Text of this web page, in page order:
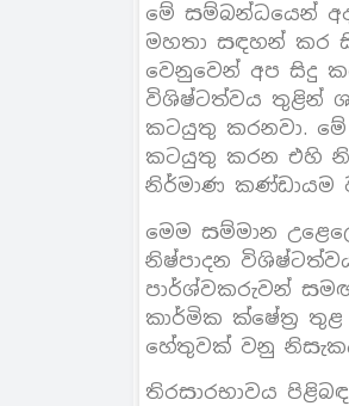
මේ සම්බන්ධයෙන්
මහතා සඳහන් කර
වෙනුවෙන් අප සිදු
විශිෂ්ටත්වය තුළින්
කටයුතු කරනවා.
කටයුතු කරන එහි
නිර්මාණ කණ්ඩායම
මෙම සම්මාන
නිෂ්පාදන
පාර්ශ්වකරුවන්
කාර්මික ක්ෂේත්‍ර
හේතුවක් වනු
තිරසාරභාවය